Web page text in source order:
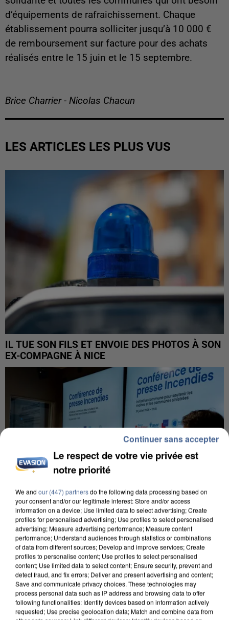
d’équipements de rafraichissement. Chaque
établissement pourra solliciter jusqu’à 10 000 €
de remboursement sur facture pour des achats
réalisés entre le 15 juin et le 15 septembre.
Brice Charrier - Nicolas Chacun
LES ARTICLES LES PLUS VUS
IL TUE SON FILS ET ENVOIE DES PHOTOS À SON
EX-COMPAGNE À NICE
INCENDIES : L’ÎLE-DE-FRANCE LANCE UN ÉLAN
DE SOLIDARITÉ AVEC LES...
Le respect de votre vie privée est
notre priorité
We and our (447) partnersdo the following data processing based on
your consent and/or our legitimate interest: Store and/or access
information on a device; Use limited data to select advertising; Create
profiles for personalised advertising; Use profiles to select personalised
advertising; Measure advertising performance; Measure content
performance; Understand audiences through statistics or combinations
of data from different sources; Develop and improve services; Create
profiles to personalise content; Use profiles to select personalised
content; Use limited data to select content; Ensure security, prevent and
detect fraud, and fix errors; Deliver and present advertising and content;
Save and communicate privacy choices. These technologies may
process personal data such as IP address and browsing data to offer
following functionalities: Identify devices based on information actively
requested; Use precise geolocation data; Match and combine data from
Continuer sans accepter